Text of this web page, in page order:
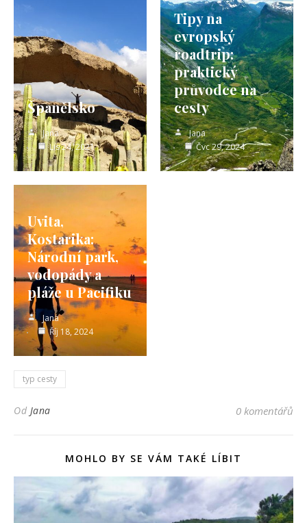
Španělsko
Jana
Lis 24, 2021
Tipy na
evropský
roadtrip:
praktický
průvodce na
cesty
Jana
Čvc 29, 2024
Uvita,
Kostarika:
Národní park,
vodopády a
pláže u Pacifiku
Jana
Říj 18, 2024
typ cesty
Od Jana 0 komentářů
MOHLO BY SE VÁM TAKÉ LÍBIT